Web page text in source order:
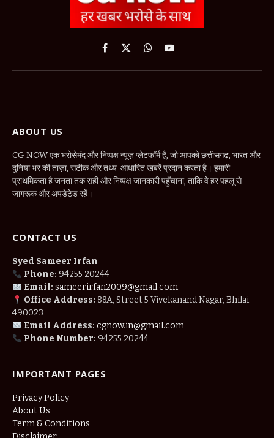
Facebook
X
WhatsApp
YouTube
ABOUT US
CG NOW एक भरोसेमंद और निष्पक्ष न्यूज़ प्लेटफॉर्म है, जो आपको छत्तीसगढ़, भारत और
दुनिया भर की ताज़ा, सटीक और तथ्य-आधारित खबरें प्रदान करता है। हमारी
प्राथमिकता है जनता तक सही और निष्पक्ष जानकारी पहुँचाना, ताकि वे हर पहलू से
जागरूक और अपडेटेड रहें।
CONTACT US
Syed Sameer Irfan
Phone: 94255 20244
Email: sameerirfan2009@gmail.com
Office Address: 88A, Street 5 Vivekanand Nagar, Bhilai
490023
Email Address: cgnow.in@gmail.com
Phone Number: 94255 20244
IMPORTANT PAGES
Privacy Policy
About Us
Term & Conditions